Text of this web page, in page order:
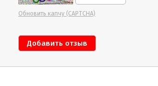
Обновить капчу (CAPTCHA)